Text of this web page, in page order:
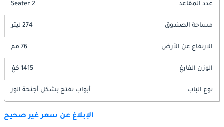
عدد المقاعد 2 Seater
مساحة الصندوق 274 ليتر
الارتفاع عن الأرض 76 مم
الوزن الفارغ 1415 كغ
نوع الباب أبواب تفتح بشكل أجنحة الوز
الإبلاغ عن سعر غير صحيح